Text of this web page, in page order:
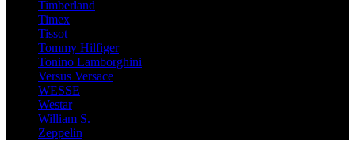
Timberland
Timex
Tissot
Tommy Hilfiger
Tonino Lamborghini
Versus Versace
WESSE
Westar
William S.
Zeppelin